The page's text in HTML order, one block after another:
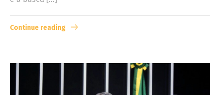
Continue reading